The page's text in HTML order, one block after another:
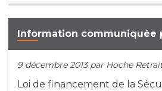
9 décembre 2013par Hoche
Loi de financement de la